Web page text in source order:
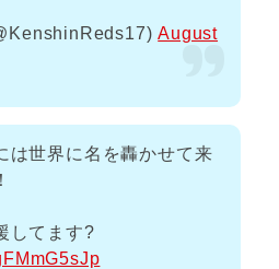
August
は世界に名を轟かせて来
してます?